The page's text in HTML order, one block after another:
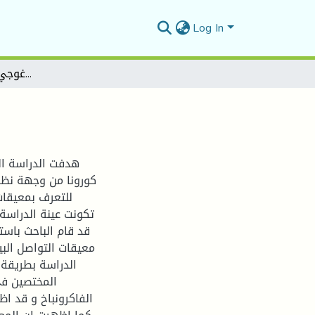
Log In
معيقات التواصل البيداغوجي في ظل جائحة كورونا
هدفت الدراسة
كورونا من وجهة
للتعرف
معيقات التواصل
الدراسة
المختصين
الفاكرونباخ و قد